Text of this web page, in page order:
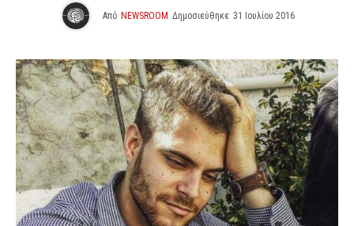
Από NEWSROOM Δημοσιεύθηκε 31 Ιουλίου 2016